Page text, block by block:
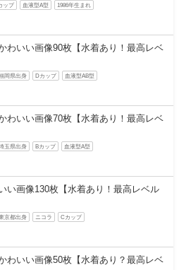
ップ 血液型A型 1986年生まれ
わいい画像90枚【水着あり！最高レベ
岡県出身 Dカップ 血液型AB型
わいい画像70枚【水着あり！最高レベ
玉県出身 Bカップ 血液型A型
い画像130枚【水着あり！最高レベル
京都出身 ニコラ Cカップ
わいい画像50枚【水着あり？最高レベ